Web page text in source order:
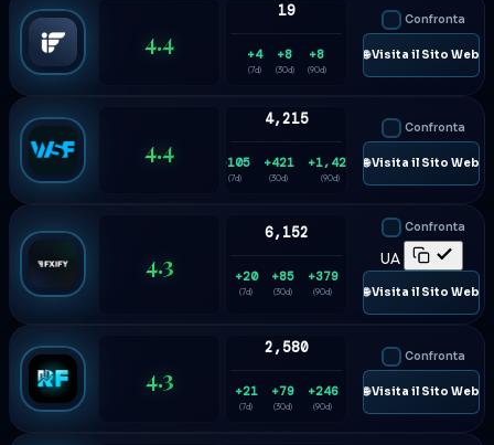
4.4
19
+4
(7d)
+8
(30d)
+8
(90d)
Confronta
🌐 Visita il Sito Web
4.4
4,215
+105
(7d)
+421
(30d)
+1,424
(90d)
Confronta
🌐 Visita il Sito Web
4.3
6,152
+20
(7d)
+85
(30d)
+379
(90d)
Confronta
UA
🌐 Visita il Sito Web
4.3
2,580
+21
(7d)
+79
(30d)
+246
(90d)
Confronta
🌐 Visita il Sito Web